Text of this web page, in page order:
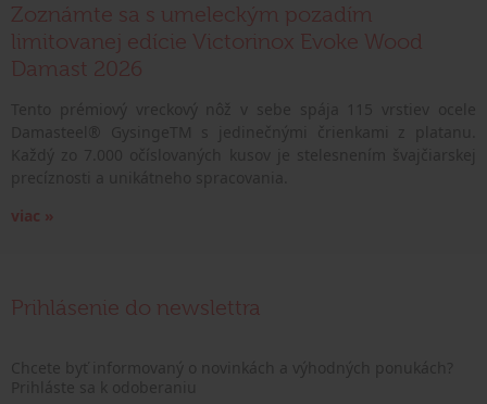
Zoznámte sa s umeleckým pozadím
limitovanej edície Victorinox Evoke Wood
Damast 2026
viac »
Prihlásenie do newslettra